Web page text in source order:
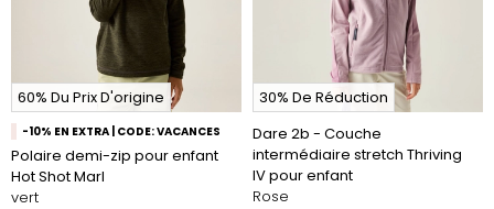
60% Du Prix D'origine
-10% EN EXTRA | CODE: VACANCES
Polaire demi-zip pour enfant
Hot Shot Marl
vert
30% De Réduction
Dare 2b - Couche
intermédiaire stretch Thriving
IV pour enfant
Rose